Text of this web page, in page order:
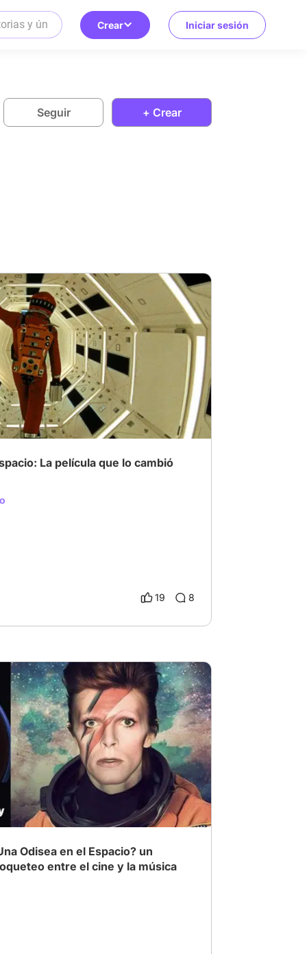
Crear Iniciar sesión
Seguir + Crear
# Ciencia ficción # Kubrick
La película que lo cambió
19 8
de ciencia ficción # Suspenso
Odisea en el Espacio? un
entre el cine y la música